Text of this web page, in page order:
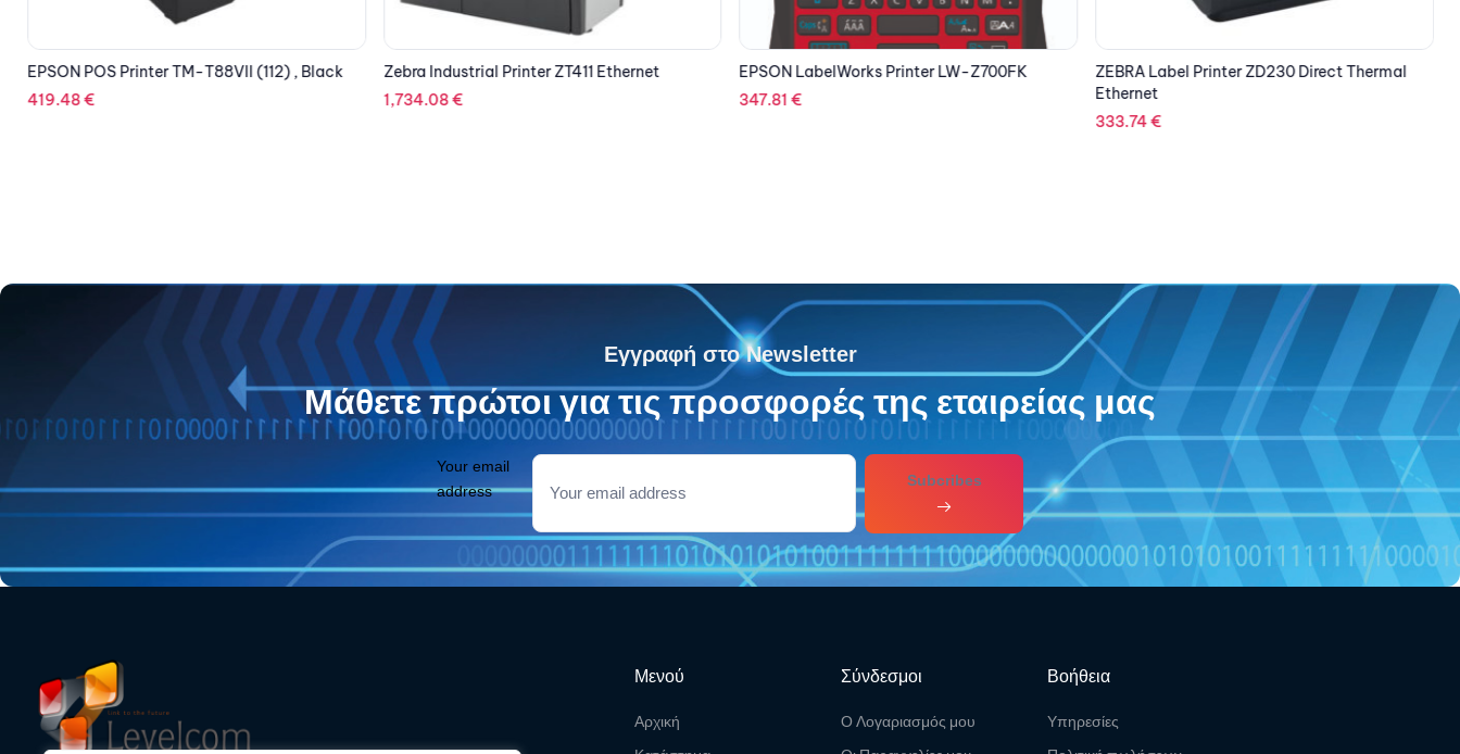
EPSON POS Printer TM-T88VII (112) , Black
419.48€
Zebra Industrial Printer ZT411 Ethernet
1,734.08€
EPSON LabelWorks Printer LW-Z700FK
347.81€
ZEBRA Label Printer ZD230 Direct Thermal
Ethernet
333.74€
Εγγραφή στο Newsletter
Μάθετε πρώτοι για τις προσφορές της εταιρείας μας
Your email
address
Subcribes
Μενού
Αρχική
Σύνδεσμοι
Ο Λογαριασμός μου
Βοήθεια
Υπηρεσίες